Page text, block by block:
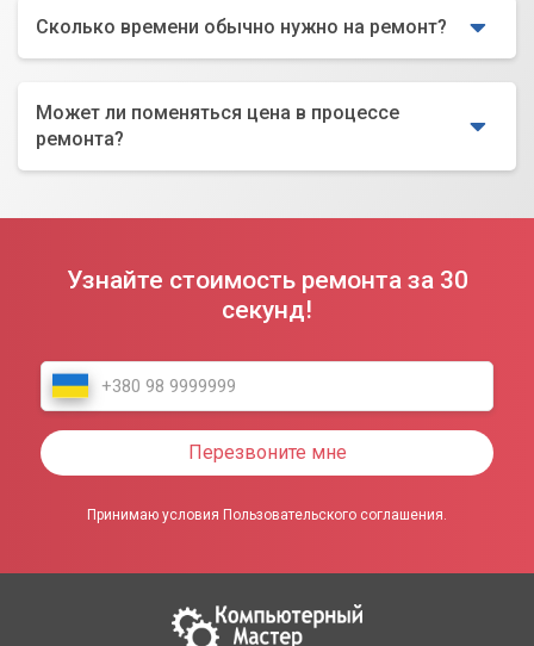
Сколько времени обычно нужно на ремонт?
Может ли поменяться цена в процессе
ремонта?
Узнайте стоимость ремонта за 30
секунд!
Перезвоните мне
Принимаю условия Пользовательского соглашения.